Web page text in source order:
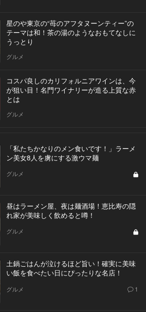
星のや東京の“苺のアフタヌーンティー”の
テーマは和！茶の湯のようなおもてなしに
うっとり
グルメ
コスパ良しのカリフォルニアワインは、今
が狙い目！名門ワイナリーが造る上質な赤
とは
グルメ
「私たちかなりのメン食いです！」ラーメ
ン美女8人を虜にする激ウマ麺
グルメ
昼はラーメン屋、夜は麺酒場！恵比寿の隠
れ家が美味しく飲めると噂！
グルメ
土鍋ごはんが泣けるほど旨い！確実に美味
い飯を食べたい日にぴったりな名店！
グルメ 1